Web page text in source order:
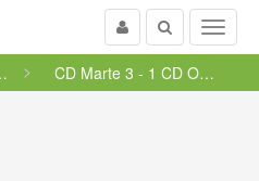
Menu
Buscar
Usuario
CD Marte 3 - 1 CD Obrero